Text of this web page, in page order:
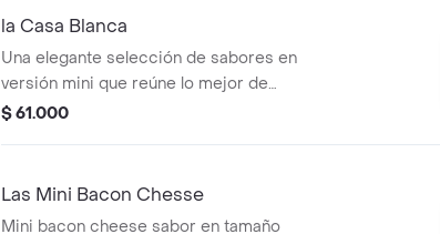
la Casa Blanca
Una elegante selección de sabores en
versión mini que reúne lo mejor de
nuestras hamburguesas insignia: la
única, desde el pork belly en salsa honey
$ 61.000
Las Mini Bacon Chesse
Mini bacon cheese sabor en tamaño